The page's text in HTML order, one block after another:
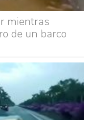
mientras
de un barco